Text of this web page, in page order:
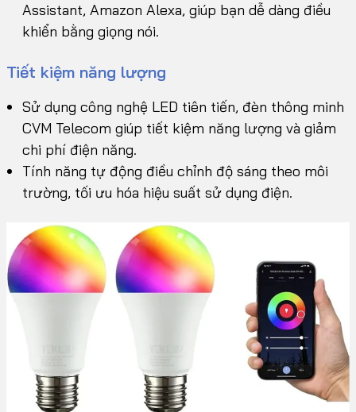
Assistant, Amazon Alexa, giúp bạn dễ dàng điều
khiển bằng giọng nói.
Tiết kiệm năng lượng
Sử dụng công nghệ LED tiên tiến, đèn thông minh
CVM Telecom giúp tiết kiệm năng lượng và giảm
chi phí điện năng.
Tính năng tự động điều chỉnh độ sáng theo môi
trường, tối ưu hóa hiệu suất sử dụng điện.